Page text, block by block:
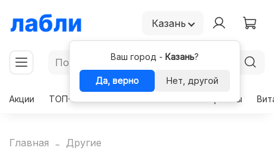
Казань
Ваш город - Казань?
Да, верно
Нет, другой
Акции
ТОП-50 Гормоны
Главная Другие